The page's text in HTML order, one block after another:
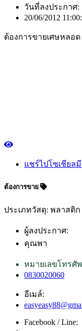
วันที่ลงประกาศ:
20/06/2012
ต้องการขายเศษหลอ
แชร์ไปโซเชียลมี
ต้องการขาย
ประเภทวัสดุ: พลาสติก
ผู้ลงประกาศ:
คุณพา
หมายเลขโทรศั
0830020060
อีเมล์:
Facebook / Line: